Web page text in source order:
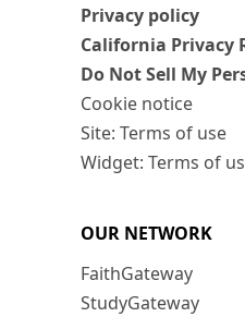
Privacy policy
California Privacy
Do Not Sell My
Cookie notice
Site: Terms of use
Widget: Terms of
OUR NETWORK
FaithGateway
StudyGateway